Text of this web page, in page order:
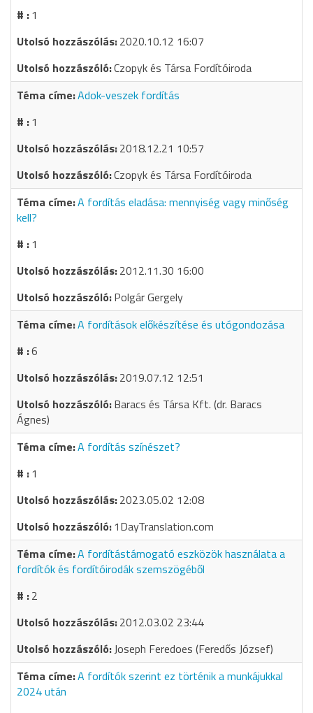
1
2020.10.12 16:07
Czopyk és Társa Fordítóiroda
Adok-veszek fordítás
1
2018.12.21 10:57
Czopyk és Társa Fordítóiroda
A fordítás eladása: mennyiség vagy minőség
kell?
1
2012.11.30 16:00
Polgár Gergely
A fordítások előkészítése és utógondozása
6
2019.07.12 12:51
Baracs és Társa Kft. (dr. Baracs
Ágnes)
A fordítás színészet?
1
2023.05.02 12:08
1DayTranslation.com
A fordítástámogató eszközök használata a
fordítók és fordítóirodák szemszögéből
2
2012.03.02 23:44
Joseph Feredoes (Feredős József)
A fordítók szerint ez történik a munkájukkal
2024 után